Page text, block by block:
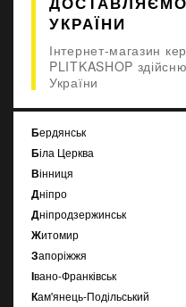
УКРАЇНИ
Інтернет-магазин
PLITKASHOP
України
Бердянськ
Біла Церква
Вінниця
Дніпро
Дніпродзержинськ
Житомир
Запоріжжя
Івано-Франківськ
Кам'янець-Подільський